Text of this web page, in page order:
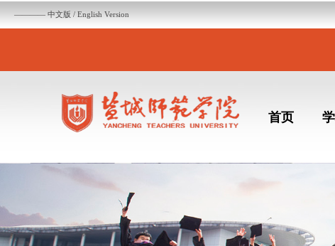
———— 中文版 / English Version
首页